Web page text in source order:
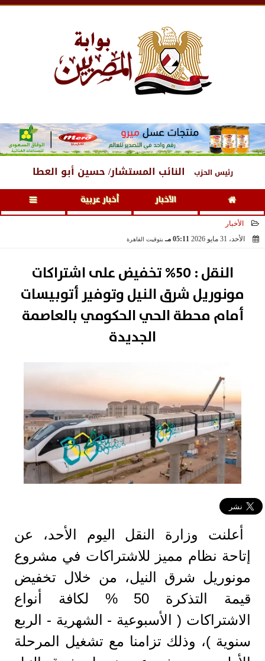
رئيس الحزب النائب المستشار/ حسين أبو العطا
الأخبار أخبار عربية
الأخبار
الأحد، 31 مايو 2026
05:11 مـ بتوقيت القاهرة
النقل : 50% تخفيض على اشتراكات
مونوريل شرق النيل وتوفير أتوبيسات
أمام محطة الحي الحكومي بالعاصمة
الجديدة
أعلنت وزارة النقل اليوم الأحد، عن
إتاحة نظام مميز للاشتراكات في مشروع
مونوريل شرق النيل، من خلال تخفيض
قيمة التذكرة 50 % لكافة أنواع
الاشتراكات ( الأسبوعية - الشهرية - الربع
سنوية )، وذلك تزامنا مع تشغيل المرحلة